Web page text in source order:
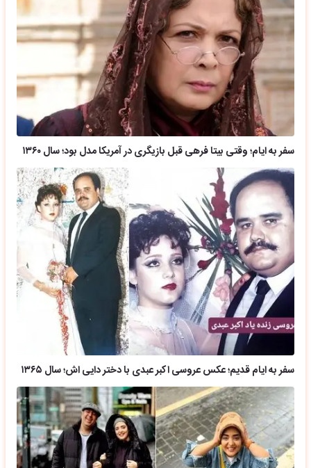
سفر به ایام؛ وقتی بیتا فرهی قبل بازیگری در آمریکا مدل بود؛ سال ۱۳۶۰
سفر به ایام قدیم؛ عکس عروسی اکبر عبدی با دختر دایی اش؛ سال ۱۳۶۵